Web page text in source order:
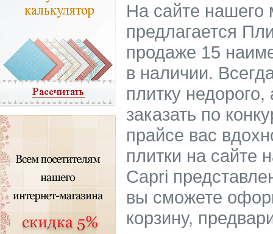
На сайте
предлагается
продаже 15
в наличии.
плитку
заказать по
прайсе вас
плитки на сайте
Capri
вы сможете
корзину,